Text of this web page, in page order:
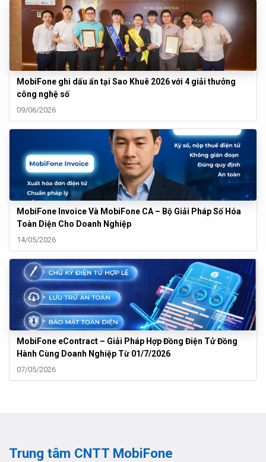
MobiFone ghi dấu ấn tại Sao Khuê 2026 với 4 giải thưởng
công nghệ số
09/06/2026
MobiFone Invoice Và MobiFone CA – Bộ Giải Pháp Số Hóa
Toàn Diện Cho Doanh Nghiệp
14/05/2026
MobiFone eContract – Giải Pháp Hợp Đồng Điện Tử Đồng
Hành Cùng Doanh Nghiệp Từ 01/7/2026
07/05/2026
Trung tâm CNTT MobiFone